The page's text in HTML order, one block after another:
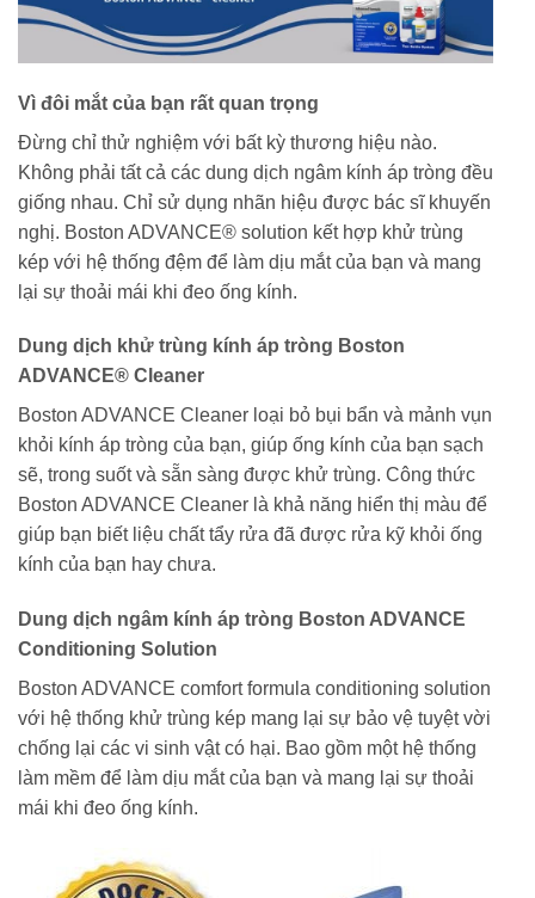
Vì đôi mắt của bạn rất quan trọng
Đừng chỉ thử nghiệm với bất kỳ thương hiệu nào.
Không phải tất cả các dung dịch ngâm kính áp tròng đều
giống nhau. Chỉ sử dụng nhãn hiệu được bác sĩ khuyến
nghị. Boston ADVANCE® solution kết hợp khử trùng
kép với hệ thống đệm để làm dịu mắt của bạn và mang
lại sự thoải mái khi đeo ống kính.
Dung dịch khử trùng kính áp tròng Boston
ADVANCE® Cleaner
Boston ADVANCE Cleaner loại bỏ bụi bẩn và mảnh vụn
khỏi kính áp tròng của bạn, giúp ống kính của bạn sạch
sẽ, trong suốt và sẵn sàng được khử trùng. Công thức
Boston ADVANCE Cleaner là khả năng hiển thị màu để
giúp bạn biết liệu chất tẩy rửa đã được rửa kỹ khỏi ống
kính của bạn hay chưa.
Dung dịch ngâm kính áp tròng Boston ADVANCE
Conditioning Solution
Boston ADVANCE comfort formula conditioning solution
với hệ thống khử trùng kép mang lại sự bảo vệ tuyệt vời
chống lại các vi sinh vật có hại. Bao gồm một hệ thống
làm mềm để làm dịu mắt của bạn và mang lại sự thoải
mái khi đeo ống kính.